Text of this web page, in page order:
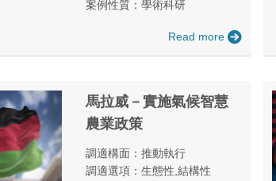
案例性質：學術科研
Read more
馬拉威－實施氣候智慧
農業政策
調適構面：推動執行
調適選項：生態性,結構性